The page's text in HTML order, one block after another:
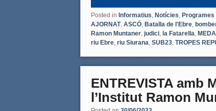
Posted in Informatius Notícies Programes
AJORNAT, ASCÓ Batalla de l'Ebre
Ramon Muntaner judici la Fatarella
riu Ebre riu Siurana SUB23 TROPES
ENTREVISTA amb
l’Institut Ramon